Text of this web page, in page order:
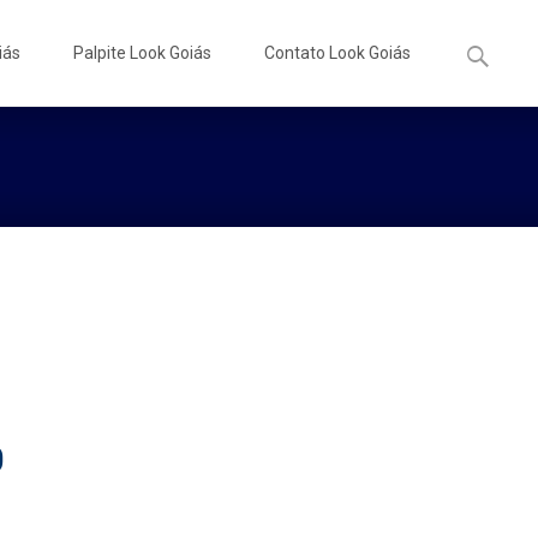
Palpite Look Goiás Contato Look Goiás
por: